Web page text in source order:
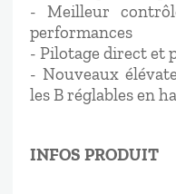
- Meilleur
performances
- Pilotage direct et
- Nouveaux
les B réglables en
INFOS PRODUIT